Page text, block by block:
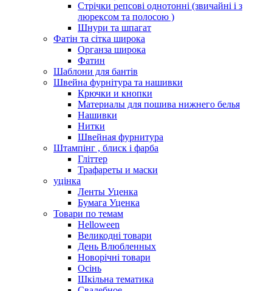
Стрічки репсові однотонні (звичайні і з
люрексом та полосою )
Шнури та шпагат
Фатін та сітка широка
Органза широка
Фатин
Шаблони для бантів
Швейна фурнітура та нашивки
Крючки и кнопки
Материалы для пошива нижнего белья
Нашивки
Нитки
Швейная фурнитура
Штампінг , блиск і фарба
Гліттер
Трафареты и маски
уцінка
Ленты Уценка
Бумага Уценка
Товари по темам
Helloween
Великодні товари
День Влюбленных
Новорічні товари
Осінь
Шкільна тематика